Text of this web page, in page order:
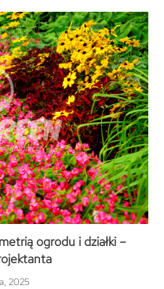
ogrodu i działki –
2025